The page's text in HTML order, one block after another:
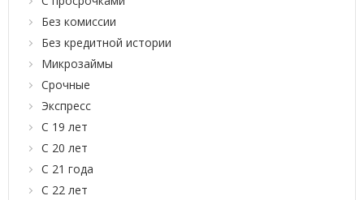
Без комиссии
Без кредитной истории
Микрозаймы
Срочные
Экспресс
С 19 лет
С 20 лет
С 21 года
С 22 лет